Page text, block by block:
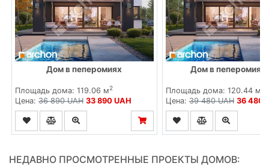
Дом в пеперомиях
Площадь дома: 119.06 м2
Цена: 36 890 UAH 33 890 UAH
Дом в пеперомиях
Площадь дома: 120.44 м
Цена:39 480 UAH 36 480
НЕДАВНО ПРОСМОТРЕННЫЕ ПРОЕКТЫ ДОМОВ: